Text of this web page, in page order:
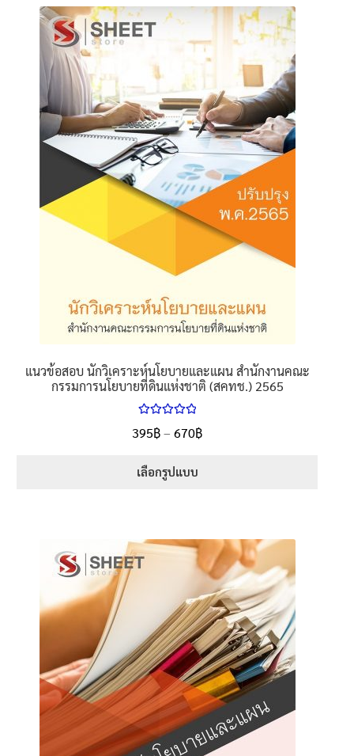
แนวข้อสอบ นักวิเคราะห์นโยบายและแผน สำนักงานคณะ
กรรมการนโยบายที่ดินแห่งชาติ (สคทช.) 2565
5.00
ตั้งแต่
395฿– 670฿
เลือกรูปแบบ